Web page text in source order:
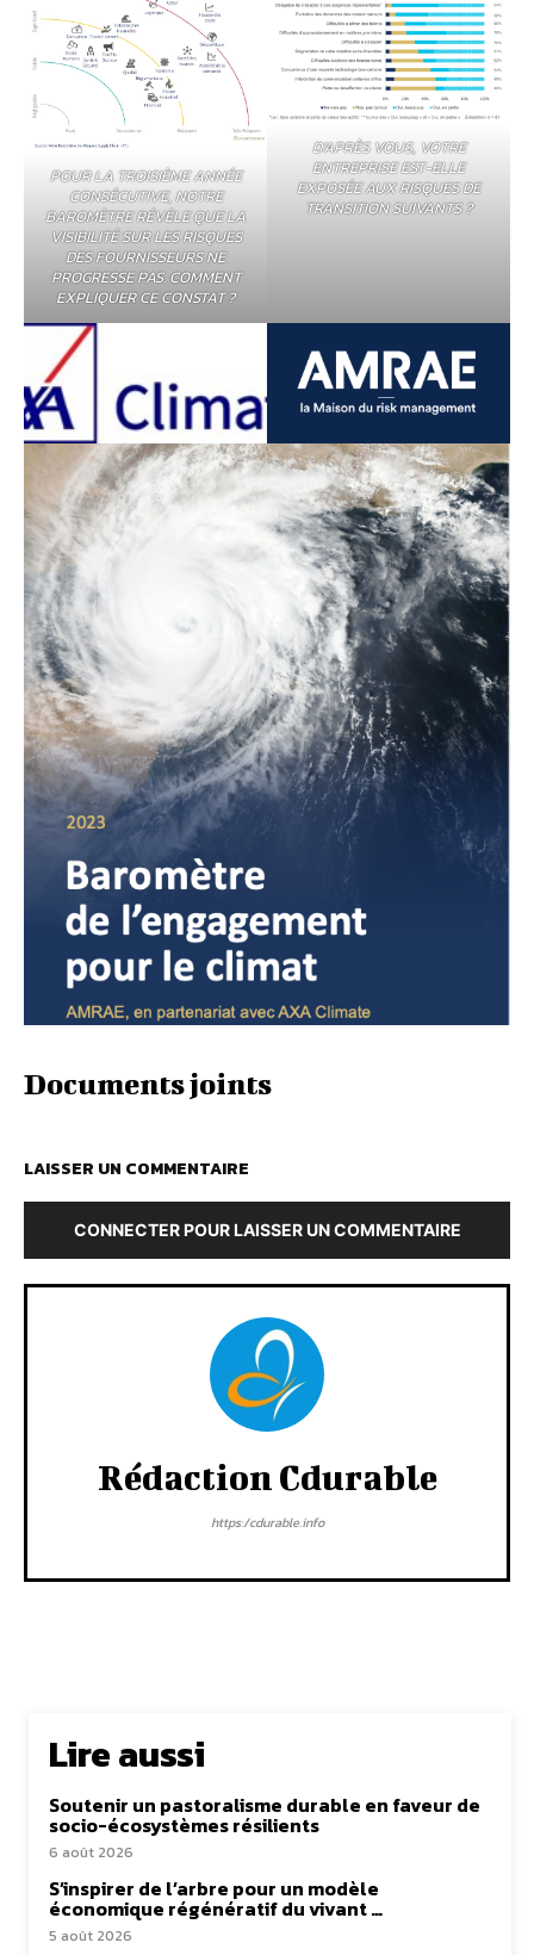
POUR LA TROISIÈME ANNÉE
CONSÉCUTIVE, NOTRE
BAROMÈTRE RÉVÈLE QUE LA
VISIBILITÉ SUR LES RISQUES
DES FOURNISSEURS NE
PROGRESSE PAS. COMMENT
EXPLIQUER CE CONSTAT ?
D’APRÈS VOUS, VOTRE
ENTREPRISE EST-ELLE
EXPOSÉE AUX RISQUES DE
TRANSITION SUIVANTS ?
Documents joints
LAISSER UN COMMENTAIRE
CONNECTER POUR LAISSER UN COMMENTAIRE
Rédaction Cdurable
https:/cdurable.info
Lire aussi
Soutenir un pastoralisme durable en faveur de
socio-écosystèmes résilients
6 août 2026
S’inspirer de l’arbre pour un modèle
économique régénératif du vivant …
5 août 2026